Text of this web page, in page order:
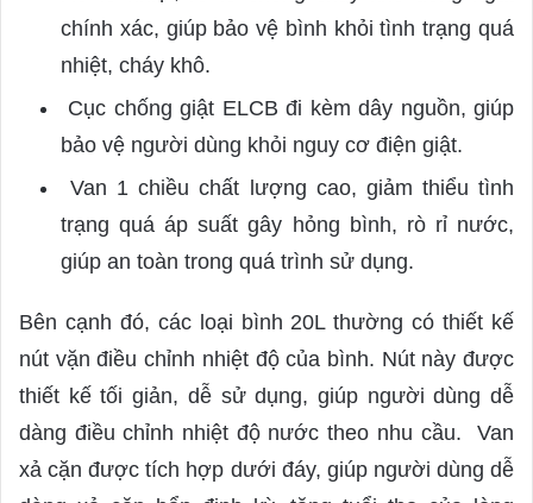
chính xác, giúp bảo vệ bình khỏi tình trạng quá
nhiệt, cháy khô.
Cục chống giật ELCB đi kèm dây nguồn, giúp
bảo vệ người dùng khỏi nguy cơ điện giật.
Van 1 chiều chất lượng cao, giảm thiểu tình
trạng quá áp suất gây hỏng bình, rò rỉ nước,
giúp an toàn trong quá trình sử dụng.
Bên cạnh đó, các loại bình 20L thường có thiết kế
nút vặn điều chỉnh nhiệt độ của bình. Nút này được
thiết kế tối giản, dễ sử dụng, giúp người dùng dễ
dàng điều chỉnh nhiệt độ nước theo nhu cầu. Van
xả cặn được tích hợp dưới đáy, giúp người dùng dễ